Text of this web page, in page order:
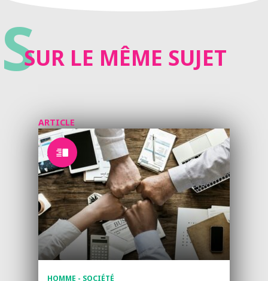
SSUR LE MÊME SUJET
ARTICLE
HOMME - SOCIÉTÉ